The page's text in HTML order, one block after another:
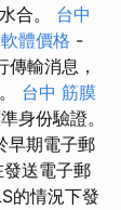
合。 台中
體價格 -
輸消息，
台中 筋膜
身份驗證。
早期電子郵
送電子郵
的情況下發